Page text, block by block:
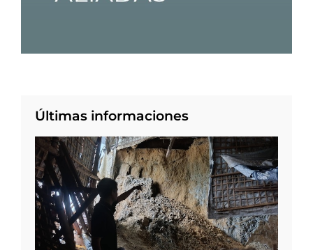
Últimas informaciones